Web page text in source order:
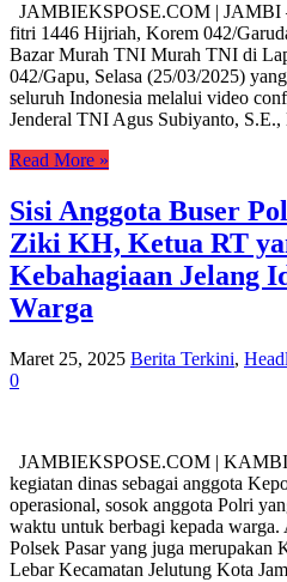
JAMBIEKSPOSE.COM | JAMBI
fitri 1446 Hijriah, Korem 042/
Bazar Murah TNI Murah TNI di
042/Gapu, Selasa (25/03/2025)
seluruh Indonesia melalui video
Jenderal TNI Agus Subiyanto,
Read More »
Sisi Anggota Buser
Ziki KH, Ketua RT
Kebahagiaan Jelang
Warga
Maret 25, 2025 Berita Terkini,
0
JAMBIEKSPOSE.COM |
kegiatan dinas sebagai anggota
operasional, sosok anggota Polri
waktu untuk berbagi kepada
Polsek Pasar yang juga merupakan
Lebar Kecamatan Jelutung Kota